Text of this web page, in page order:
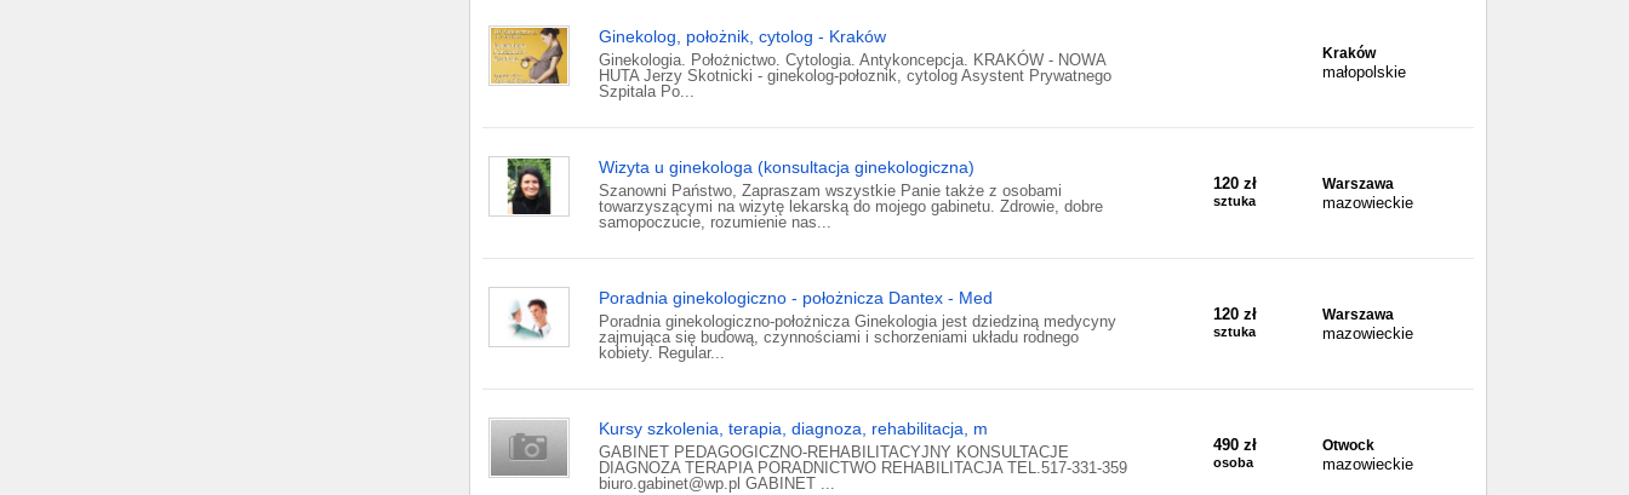
Ginekolog, położnik, cytolog - Kraków
Ginekologia. Położnictwo. Cytologia. Antykoncepcja. KRAKÓW - NOWA
HUTA Jerzy Skotnicki - ginekolog-połoznik, cytolog Asystent Prywatnego
Szpitala Po...
Kraków
małopolskie
Wizyta u ginekologa (konsultacja ginekologiczna)
Szanowni Państwo, Zapraszam wszystkie Panie także z osobami
towarzyszącymi na wizytę lekarską do mojego gabinetu. Zdrowie, dobre
samopoczucie, rozumienie nas...
120 zł
sztuka
Warszawa
mazowieckie
Poradnia ginekologiczno - położnicza Dantex - Med
Poradnia ginekologiczno-położnicza Ginekologia jest dziedziną medycyny
zajmująca się budową, czynnościami i schorzeniami układu rodnego
kobiety. Regular...
120 zł
sztuka
Warszawa
mazowieckie
Kursy szkolenia, terapia, diagnoza, rehabilitacja, m
GABINET PEDAGOGICZNO-REHABILITACYJNY KONSULTACJE
DIAGNOZA TERAPIA PORADNICTWO REHABILITACJA TEL.517-331-359
biuro.gabinet@wp.pl GABINET ...
490 zł
osoba
Otwock
mazowieckie